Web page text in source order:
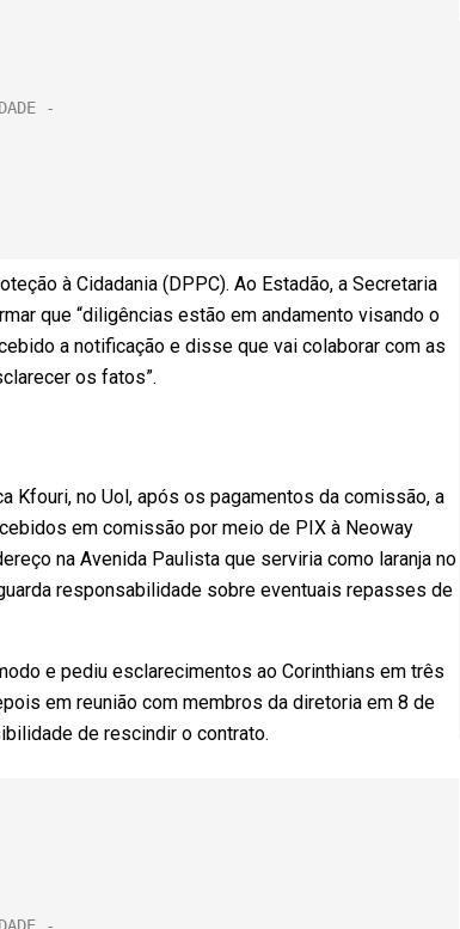
à Cidadania (DPPC). Ao Estadão, a Secretaria
que “diligências estão em andamento visando o
a notificação e disse que vai colaborar com as
os fatos”.
Kfouri, no Uol, após os pagamentos da comissão, a
em comissão por meio de PIX à Neoway
na Avenida Paulista que serviria como laranja no
responsabilidade sobre eventuais repasses de
e pediu esclarecimentos ao Corinthians em três
em reunião com membros da diretoria em 8 de
de rescindir o contrato.